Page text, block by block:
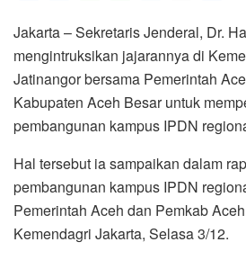
c
e
b
o
o
i
t
t
e
r
a
t
s
A
p
n
e
l
e
g
r
a
a
i
l
a
r
e
Jakarta – Sekretaris Jenderal, Dr.
mengintruksikan jajarannya di
Jatinangor bersama Pemerintah
Kabupaten Aceh Besar untuk
pembangunan kampus IPDN
Hal tersebut ia sampaikan dalam
pembangunan kampus IPDN
Pemerintah Aceh dan Pemkab
Kemendagri Jakarta, Selasa 3/12.